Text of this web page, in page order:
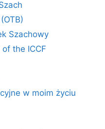
Szachowy
the ICCF
w moim życiu